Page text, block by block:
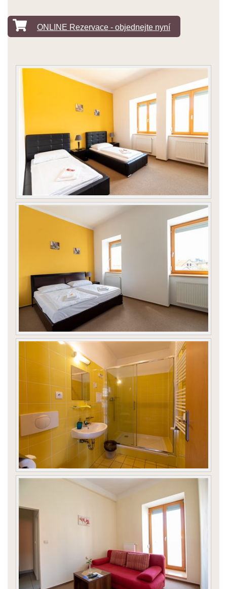
ONLINE Rezervace - objednejte nyní